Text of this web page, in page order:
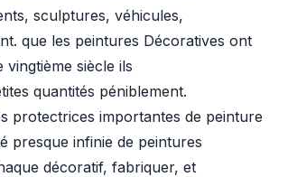
sculptures, véhicules,
que les peintures Décoratives ont
siècle ils
quantités péniblement.
protectrices importantes de peinture
presque infinie de peintures
décoratif, fabriquer, et